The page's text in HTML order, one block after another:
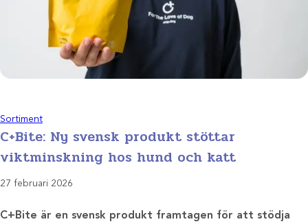
Sortiment
C+Bite: Ny svensk produkt stöttar
viktminskning hos hund och katt
27 februari 2026
C+Bite är en svensk produkt framtagen för att stödja